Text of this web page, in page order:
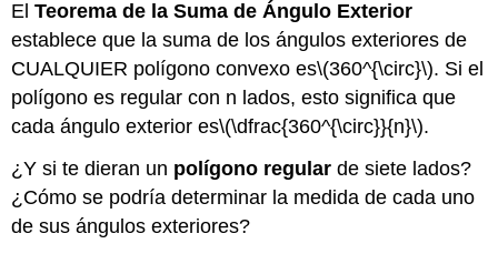
ElTeorema de la Suma de Ángulo Exterior
establece que la suma de los ángulos exteriores de
CUALQUIER polígono convexo es\(360^{\circ}\). Si el
polígono es regular con n lados, esto significa que
cada ángulo exterior es\(\dfrac{360^{\circ}}{n}\).
¿Y si te dieran un polígono regular de siete lados?
¿Cómo se podría determinar la medida de cada uno
de sus ángulos exteriores?